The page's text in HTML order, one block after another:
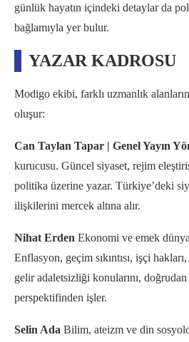
günlük hayatın içindeki detaylar da
bağlamıyla yer bulur.
YAZAR KADROSU
Modigo ekibi, farklı uzmanlık
oluşur:
Can Taylan Tapar | Genel Yayın
kurucusu. Güncel siyaset, rejim
politika üzerine yazar. Türkiye’deki
ilişkilerini mercek altına alır.
Nihat Erden Ekonomi ve emek
Enflasyon, geçim sıkıntısı, işçi
gelir adaletsizliği konularını, doğrudan
perspektifinden işler.
Selin Ada Bilim, ateizm ve din